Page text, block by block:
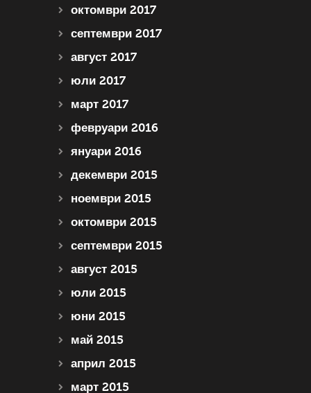
октомври 2017
септември 2017
август 2017
юли 2017
март 2017
февруари 2016
януари 2016
декември 2015
ноември 2015
октомври 2015
септември 2015
август 2015
юли 2015
юни 2015
май 2015
април 2015
март 2015